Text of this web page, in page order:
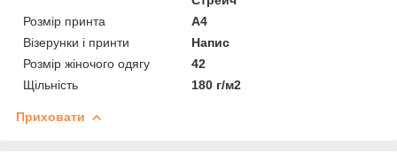
Розмір принта
А4
Візерунки і принти
Напис
Розмір жіночого одягу
42
Щільність
180 г/м2
Приховати